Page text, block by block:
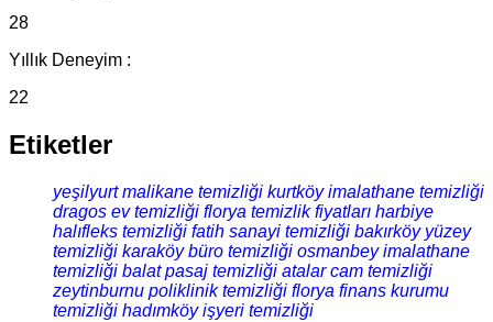
28
Yıllık Deneyim :
22
Etiketler
yeşilyurt malikane temizliği kurtköy imalathane temizliği
dragos ev temizliği florya temizlik fiyatları harbiye
halıfleks temizliği fatih sanayi temizliği bakırköy yüzey
temizliği karaköy büro temizliği osmanbey imalathane
temizliği balat pasaj temizliği atalar cam temizliği
zeytinburnu poliklinik temizliği florya finans kurumu
temizliği hadımköy işyeri temizliği